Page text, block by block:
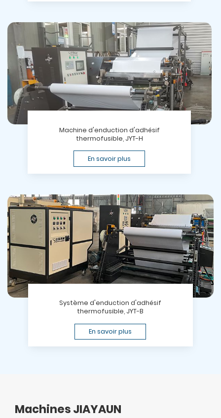
Machine d'enduction d'adhésif
thermofusible, JYT-H
En savoir plus
Système d'enduction d'adhésif
thermofusible, JYT-B
En savoir plus
Machines JIAYAUN